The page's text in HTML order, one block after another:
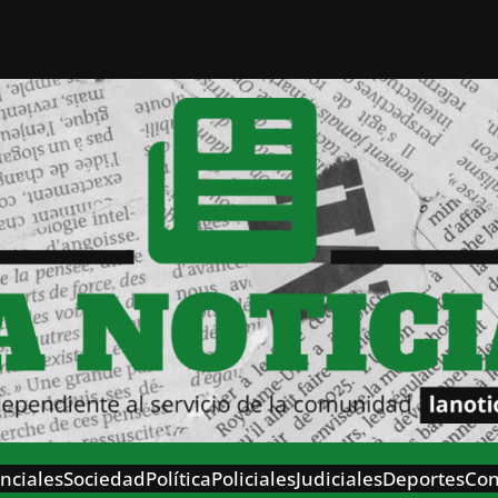
SociedadPolíticaPolicialesJudicialesDeportes